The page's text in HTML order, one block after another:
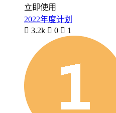
立即使用
2022年度计划
 3.2k  0  1